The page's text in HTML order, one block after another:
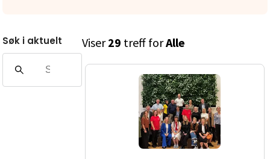
Søk i aktuelt Viser 29 treff forAlle